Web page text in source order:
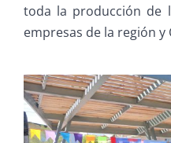
toda la producción de
empresas de la región